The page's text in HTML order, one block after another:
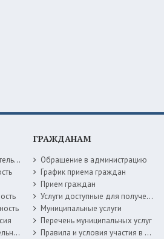
ГРАЖДАНАМ
Обращение в администрацию
График приема граждан
Прием граждан
Услуги доступные для получения в электронной форме
Муниципальные услуги
Перечень муниципальных услуг
Правила и условия участия в жилищных программах